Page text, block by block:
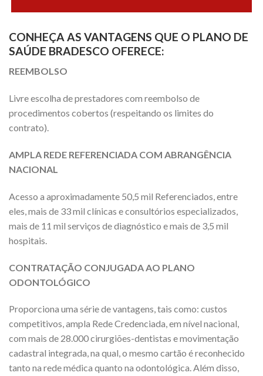
CONHEÇA AS VANTAGENS QUE O PLANO DE
SAÚDE BRADESCO OFERECE:
REEMBOLSO
Livre escolha de prestadores com reembolso de
procedimentos cobertos (respeitando os limites do
contrato).
AMPLA REDE REFERENCIADA COM ABRANGÊNCIA
NACIONAL
Acesso a aproximadamente 50,5 mil Referenciados, entre
eles, mais de 33 mil clínicas e consultórios especializados,
mais de 11 mil serviços de diagnóstico e mais de 3,5 mil
hospitais.
CONTRATAÇÃO CONJUGADA AO PLANO
ODONTOLÓGICO
Proporciona uma série de vantagens, tais como: custos
competitivos, ampla Rede Credenciada, em nível nacional,
com mais de 28.000 cirurgiões-dentistas e movimentação
cadastral integrada, na qual, o mesmo cartão é reconhecido
tanto na rede médica quanto na odontológica. Além disso,